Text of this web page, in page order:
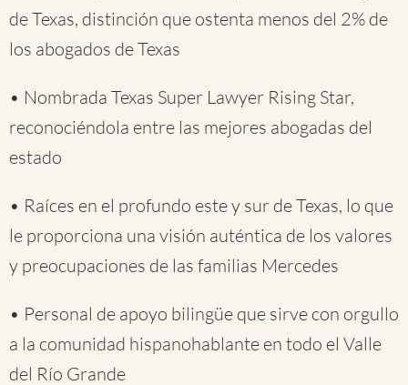
de Texas, distinción que ostenta menos del 2% de
los abogados de Texas
• Nombrada Texas Super Lawyer Rising Star,
reconociéndola entre las mejores abogadas del
estado
• Raíces en el profundo este y sur de Texas, lo que
le proporciona una visión auténtica de los valores
y preocupaciones de las familias Mercedes
• Personal de apoyo bilingüe que sirve con orgullo
a la comunidad hispanohablante en todo el Valle
del Río Grande